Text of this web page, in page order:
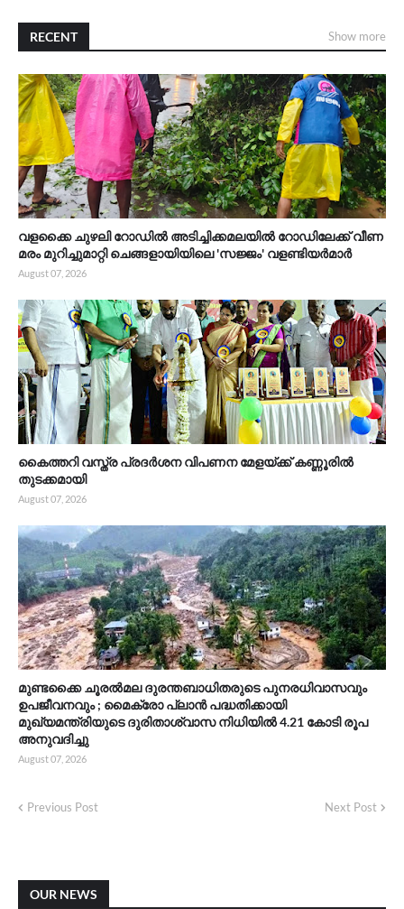
RECENT Show more
വളക്കൈ ചുഴലി റോഡിൽ അടിച്ചിക്കമലയിൽ റോഡിലേക്ക് വീണ
മരം മുറിച്ചുമാറ്റി ചെങ്ങളായിയിലെ 'സജ്ജം' വളണ്ടിയർമാർ
August 07, 2026
കൈത്തറി വസ്ത്ര പ്രദർശന വിപണന മേളയ്ക്ക് കണ്ണൂരിൽ
തുടക്കമായി
August 07, 2026
മുണ്ടക്കൈ ചൂരൽമല ദുരന്തബാധിതരുടെ പുനരധിവാസവും
ഉപജീവനവും ; മൈക്രോ പ്ലാൻ പദ്ധതിക്കായി
മുഖ്യമന്ത്രിയുടെ ദുരിതാശ്വാസ നിധിയിൽ 4.21 കോടി രൂപ
അനുവദിച്ചു
August 07, 2026
Previous Post Next Post
OUR NEWS